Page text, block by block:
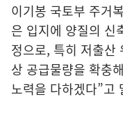
이기봉 국토부 주거
은 입지에 양질의 신
정으로, 특히 저출산
상 공급물량을 확충
노력을 다하겠다”고